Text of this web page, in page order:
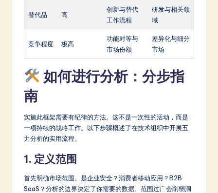
替代品 高
创新与替代
工作流程
研发与相关领
域
竞争程度 极高
功能对等与
市场份额
差异化与细分
市场
如何进行分析：分步指
南
实施此框架需要有纪律的方法。这不是一次性的活动，而是
一项持续的战略工作。以下步骤概述了在技术组织中开展五
力分析的实用流程。
1. 定义范围
首先明确市场范围。是企业安全？消费者移动应用？B2B
SaaS？分析的边界决定了你需要的数据。范围过广会削弱洞